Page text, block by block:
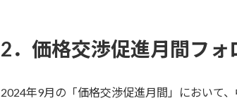
2．価格交渉促進月間フ
2024年9月の「価格交渉促進月間」において